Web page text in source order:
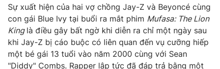
® Cấm sao chép dưới mọi hình thức nếu không có sự chấp
thuận bằng văn bản. Ghi rõ nguồn VTV.vn khi phát hành lại
thông tin từ website này.
Sự xuất hiện của hai vợ chồng Jay-Z và Beyoncé cùng
con gái Blue Ivy tại buổi ra mắt phim Mufasa: The Lion
King là điều gây bất ngờ khi diễn ra chỉ một ngày sau
khi Jay-Z bị cáo buộc có liên quan đến vụ cưỡng hiếp
một bé gái 13 tuổi vào năm 2000 cùng với Sean
"Diddy" Combs. Rapper lập tức đã đáp trả bằng một